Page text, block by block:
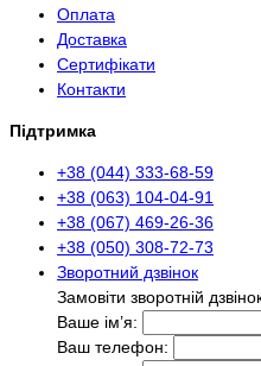
Оплата
Доставка
Сертифікати
Контакти
Підтримка
+38 (044) 333-68-59
+38 (063) 104-04-91
+38 (067) 469-26-36
+38 (050) 308-72-73
Зворотний дзвінок
Замовіти зворотній
Ваше ім’я:
Ваш телефон: